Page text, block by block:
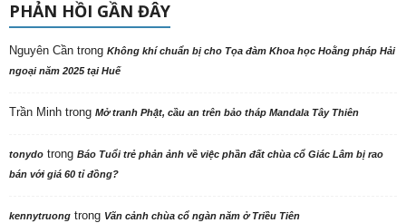
PHẢN HỒI GẦN ĐÂY
Nguyên Cần trong Không khí chuẩn bị cho Tọa đàm Khoa học Hoằng pháp Hải
ngoại năm 2025 tại Huế
Trần Minh trong Mở tranh Phật, cầu an trên bảo tháp Mandala Tây Thiên
tonydo trong Báo Tuổi trẻ phản ảnh về việc phần đất chùa cổ Giác Lâm bị rao
bán với giá 60 tỉ đồng?
kennytruong trong Vãn cảnh chùa cổ ngàn năm ở Triều Tiên